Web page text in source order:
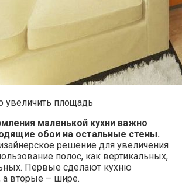
увеличить площадь
маленькой кухни важно
обои на остальные стены.
решение для увеличения
полос, как вертикальных,
Первые сделают кухню
вторые – шире.